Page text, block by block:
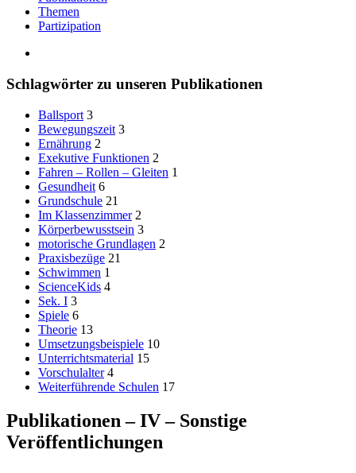
Themen
Partizipation
Schlagwörter zu unseren Publikationen
Ballsport 3
Bewegungszeit 3
Ernährung 2
Exekutive Funktionen 2
Fahren – Rollen – Gleiten 1
Gesundheit 6
Grundschule 21
Im Klassenzimmer 2
Körperbewusstsein 3
motorische Grundlagen 2
Praxisbezüge 21
Schwimmen 1
ScienceKids 4
Sek. I 3
Spiele 6
Theorie 13
Umsetzungsbeispiele 10
Unterrichtsmaterial 15
Vorschulalter 4
Weiterführende Schulen 17
Publikationen – IV – Sonstige
Veröffentlichungen